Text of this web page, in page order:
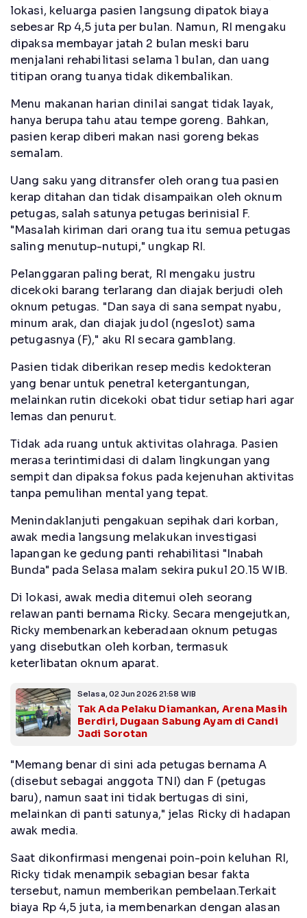
lokasi, keluarga pasien langsung dipatok biaya
sebesar Rp 4,5 juta per bulan. Namun, RI mengaku
dipaksa membayar jatah 2 bulan meski baru
menjalani rehabilitasi selama 1 bulan, dan uang
titipan orang tuanya tidak dikembalikan.
Menu makanan harian dinilai sangat tidak layak,
hanya berupa tahu atau tempe goreng. Bahkan,
pasien kerap diberi makan nasi goreng bekas
semalam.
Uang saku yang ditransfer oleh orang tua pasien
kerap ditahan dan tidak disampaikan oleh oknum
petugas, salah satunya petugas berinisial F.
"Masalah kiriman dari orang tua itu semua petugas
saling menutup-nutupi," ungkap RI.
Pelanggaran paling berat, RI mengaku justru
dicekoki barang terlarang dan diajak berjudi oleh
oknum petugas. "Dan saya di sana sempat nyabu,
minum arak, dan diajak judol (ngeslot) sama
petugasnya (F)," aku RI secara gamblang.
Pasien tidak diberikan resep medis kedokteran
yang benar untuk penetral ketergantungan,
melainkan rutin dicekoki obat tidur setiap hari agar
lemas dan penurut.
Tidak ada ruang untuk aktivitas olahraga. Pasien
merasa terintimidasi di dalam lingkungan yang
sempit dan dipaksa fokus pada kejenuhan aktivitas
tanpa pemulihan mental yang tepat.
Menindaklanjuti pengakuan sepihak dari korban,
awak media langsung melakukan investigasi
lapangan ke gedung panti rehabilitasi "Inabah
Bunda" pada Selasa malam sekira pukul 20.15 WIB.
Di lokasi, awak media ditemui oleh seorang
relawan panti bernama Ricky. Secara mengejutkan,
Ricky membenarkan keberadaan oknum petugas
yang disebutkan oleh korban, termasuk
keterlibatan oknum aparat.
Selasa, 02 Jun 2026 21:58 WIB
Tak Ada Pelaku Diamankan, Arena Masih
Berdiri, Dugaan Sabung Ayam di Candi
Jadi Sorotan
"Memang benar di sini ada petugas bernama A
(disebut sebagai anggota TNI) dan F (petugas
baru), namun saat ini tidak bertugas di sini,
melainkan di panti satunya," jelas Ricky di hadapan
awak media.
Saat dikonfirmasi mengenai poin-poin keluhan RI,
Ricky tidak menampik sebagian besar fakta
tersebut, namun memberikan pembelaan.Terkait
biaya Rp 4,5 juta, ia membenarkan dengan alasan